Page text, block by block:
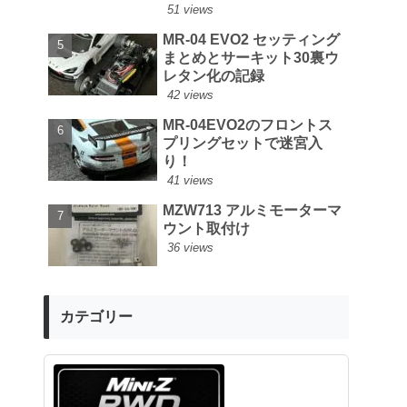
51 views
MR-04 EVO2 セッティング
まとめとサーキット30裏ウ
レタン化の記録
42 views
MR-04EVO2のフロントス
プリングセットで迷宮入
り！
41 views
MZW713 アルミモーターマ
ウント取付け
36 views
カテゴリー